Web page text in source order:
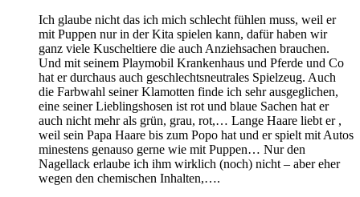
Ich glaube nicht das ich mich schlecht fühlen muss, weil er
mit Puppen nur in der Kita spielen kann, dafür haben wir
ganz viele Kuscheltiere die auch Anziehsachen brauchen.
Und mit seinem Playmobil Krankenhaus und Pferde und Co
hat er durchaus auch geschlechtsneutrales Spielzeug. Auch
die Farbwahl seiner Klamotten finde ich sehr ausgeglichen,
eine seiner Lieblingshosen ist rot und blaue Sachen hat er
auch nicht mehr als grün, grau, rot,… Lange Haare liebt er ,
weil sein Papa Haare bis zum Popo hat und er spielt mit Autos
minestens genauso gerne wie mit Puppen… Nur den
Nagellack erlaube ich ihm wirklich (noch) nicht – aber eher
wegen den chemischen Inhalten,….